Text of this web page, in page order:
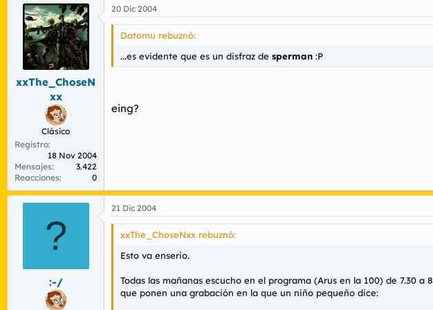
xxThe_ChoseN
xx
Clásico
Registro
18 Nov 2004
Mensajes
3.422
Reacciones
0
20 Dic 2004
Datomu rebuznó:
...es evidente que es un disfraz de sperman :P
eing?
?
:-/
21 Dic 2004
xxThe_ChoseNxx rebuznó:
Esto va enserio.
Todas las mañanas escucho en el programa (Arus en la 100) de 7.30 a 8
que ponen una grabación en la que un niño pequeño dice: